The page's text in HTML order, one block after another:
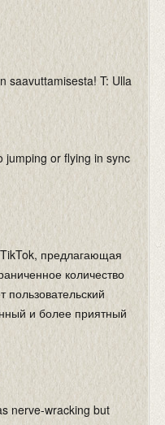
saavuttamisesta! T: Ulla
jumping or flying in sync
предлагающая
количество
пользовательский
и более приятный
nerve-wracking but